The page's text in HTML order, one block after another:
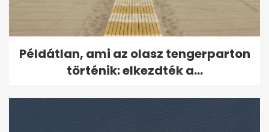
Példátlan, ami az olasz tengerparton
történik: elkezdték a...